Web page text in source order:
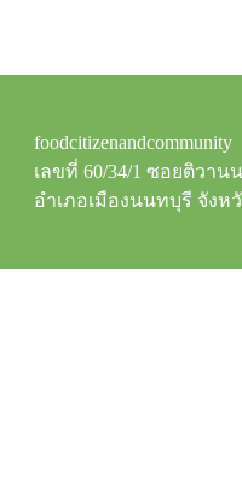
foodcitizenandcommunity
เลขที่ 60/34/1 ซอยติวาน
อำเภอเมืองนนทบุรี จังห